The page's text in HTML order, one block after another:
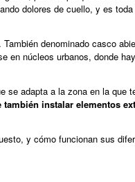
dolores de cuello, y es
denominado casco
en núcleos urbanos, donde
se adapta a la zona en la que
también instalar elementos
y cómo funcionan sus